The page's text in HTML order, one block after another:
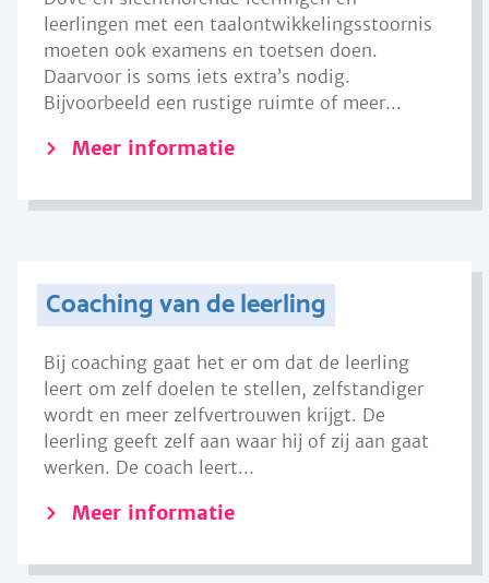
leerlingen met een taalontwikkelingsstoornis
moeten ook examens en toetsen doen.
Daarvoor is soms iets extra’s nodig.
Bijvoorbeeld een rustige ruimte of meer...
Meer informatie
Coaching van de leerling
Bij coaching gaat het er om dat de leerling
leert om zelf doelen te stellen, zelfstandiger
wordt en meer zelfvertrouwen krijgt. De
leerling geeft zelf aan waar hij of zij aan gaat
werken. De coach leert...
Meer informatie